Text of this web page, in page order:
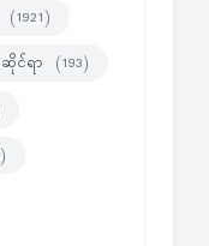
(1921)
င်ရာ (193)